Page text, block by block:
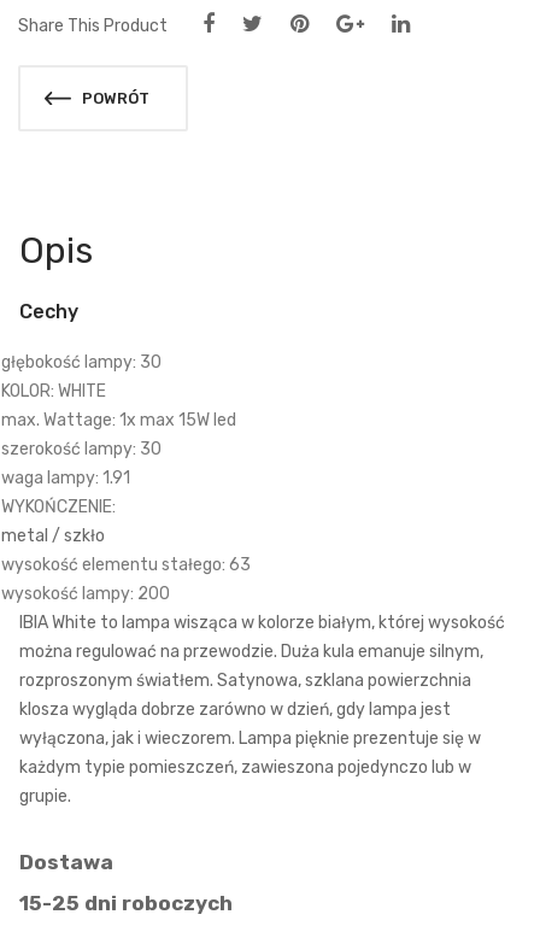
Share This Product
POWRÓT
Opis
Cechy
głębokość lampy: 30
KOLOR: WHITE
max. Wattage: 1x max 15W led
szerokość lampy: 30
waga lampy: 1.91
WYKOŃCZENIE:
metal / szkło
wysokość elementu stałego: 63
wysokość lampy: 200
IBIA White to lampa wisząca w kolorze białym, której wysokość
można regulować na przewodzie. Duża kula emanuje silnym,
rozproszonym światłem. Satynowa, szklana powierzchnia
klosza wygląda dobrze zarówno w dzień, gdy lampa jest
wyłączona, jak i wieczorem. Lampa pięknie prezentuje się w
każdym typie pomieszczeń, zawieszona pojedynczo lub w
grupie.
Dostawa
15-25 dni roboczych